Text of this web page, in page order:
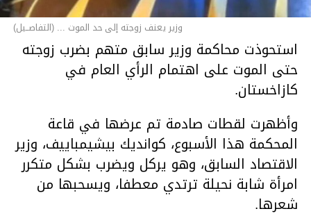
وزير يعنف زوجته إلى حد الموت ... (التفاصــيل)
استحوذت محاكمة وزير سابق متهم بضرب زوجته
حتى الموت على اهتمام الرأي العام في
كازاخستان.
وأظهرت لقطات صادمة تم عرضها في قاعة
المحكمة هذا الأسبوع، كوانديك بيشيمباييف، وزير
الاقتصاد السابق، وهو يركل ويضرب بشكل متكرر
امرأة شابة نحيلة ترتدي معطفا، ويسحبها من
شعرها.